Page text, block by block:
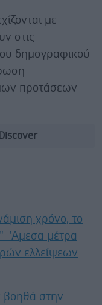
με
στις
δημογραφικού
προτάσεων
χρόνο, το
'Αμεσα μέτρα
ελλείψεων
βοηθά στην